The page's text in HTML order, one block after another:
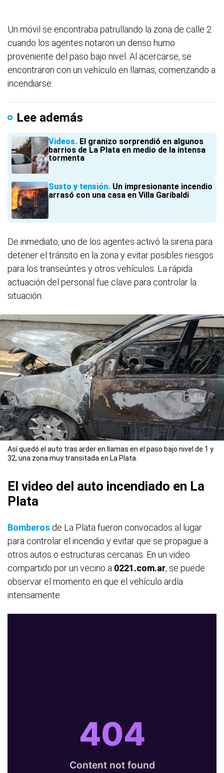
Un móvil se encontraba patrullando la zona de calle 2
cuando los agentes notaron un denso humo
proveniente del paso bajo nivel. Al acercarse, se
encontraron con un vehículo en llamas, comenzando a
incendiarse.
Lee además
Videos El granizo sorprendió en algunos
barrios de La Plata en medio de la intensa
tormenta
Susto y tensión Un impresionante incendio
arrasó con una casa en Villa Garibaldi
De inmediato, uno de los agentes activó la sirena para
detener el tránsito en la zona y evitar posibles riesgos
para los transeúntes y otros vehículos. La rápida
actuación del personal fue clave para controlar la
situación.
Así quedó el auto tras arder en llamas en el paso bajo nivel de 1 y
32, una zona muy transitada en La Plata.
El video del auto incendiado en La
Plata
Bomberos de La Plata fueron convocados al lugar
para controlar el incendio y evitar que se propague a
otros autos o estructuras cercanas. En un video
compartido por un vecino a 0221.com.ar, se puede
observar el momento en que el vehículo ardía
intensamente.